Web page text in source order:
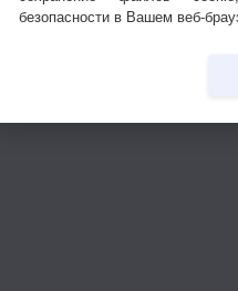
безопасности в Вашем веб-